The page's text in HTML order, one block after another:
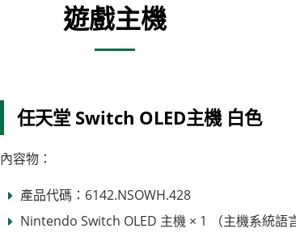
遊戲主機
任天堂 Switch OLED主機 白色
內容物：
產品代碼：6142.NSOWH.428
Nintendo Switch OLED 主機 × 1 （主機系統語